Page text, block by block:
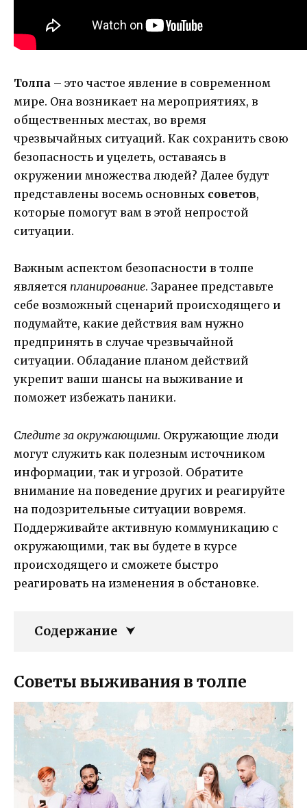
Толпа – это частое явление в современном
мире. Она возникает на мероприятиях, в
общественных местах, во время
чрезвычайных ситуаций. Как сохранить свою
безопасность и уцелеть, оставаясь в
окружении множества людей? Далее будут
представлены восемь основных советов,
которые помогут вам в этой непростой
ситуации.
Важным аспектом безопасности в толпе
является планирование. Заранее представьте
себе возможный сценарий происходящего и
подумайте, какие действия вам нужно
предпринять в случае чрезвычайной
ситуации. Обладание планом действий
укрепит ваши шансы на выживание и
поможет избежать паники.
Следите за окружающими. Окружающие люди
могут служить как полезным источником
информации, так и угрозой. Обратите
внимание на поведение других и реагируйте
на подозрительные ситуации вовремя.
Поддерживайте активную коммуникацию с
окружающими, так вы будете в курсе
происходящего и сможете быстро
реагировать на изменения в обстановке.
Содержание
Советы выживания в толпе